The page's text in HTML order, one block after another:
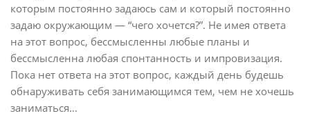
которым постоянно задаюсь сам и который постоянно
задаю окружающим — “чего хочется?”. Не имея ответа
на этот вопрос, бессмысленны любые планы и
бессмысленна любая спонтанность и импровизация.
Пока нет ответа на этот вопрос, каждый день будешь
обнаруживать себя занимающимся тем, чем не хочешь
заниматься…